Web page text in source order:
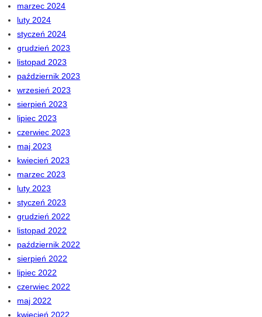
marzec 2024
luty 2024
styczeń 2024
grudzień 2023
listopad 2023
październik 2023
wrzesień 2023
sierpień 2023
lipiec 2023
czerwiec 2023
maj 2023
kwiecień 2023
marzec 2023
luty 2023
styczeń 2023
grudzień 2022
listopad 2022
październik 2022
sierpień 2022
lipiec 2022
czerwiec 2022
maj 2022
kwiecień 2022